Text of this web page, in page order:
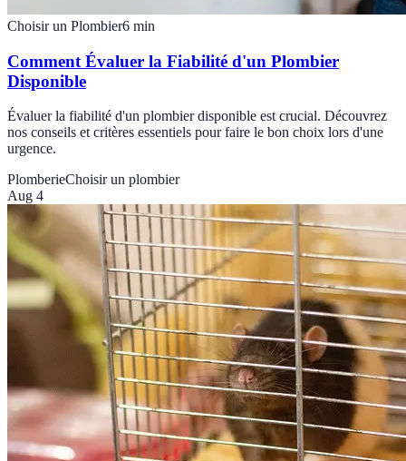
Choisir un Plombier6 min
Comment Évaluer la Fiabilité d'un Plombier
Disponible
Évaluer la fiabilité d'un plombier disponible est crucial. Découvrez
nos conseils et critères essentiels pour faire le bon choix lors d'une
urgence.
PlomberieChoisir un plombier
Aug 4